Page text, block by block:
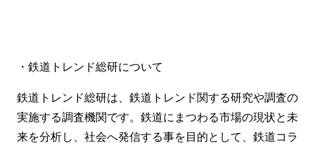
・鉄道トレンド総研について
鉄道トレンド総研は、鉄道トレンド関する研究や調査の
実施する調査機関です。鉄道にまつわる市場の現状と未
来を分析し、社会へ発信する事を目的として、鉄道コラ